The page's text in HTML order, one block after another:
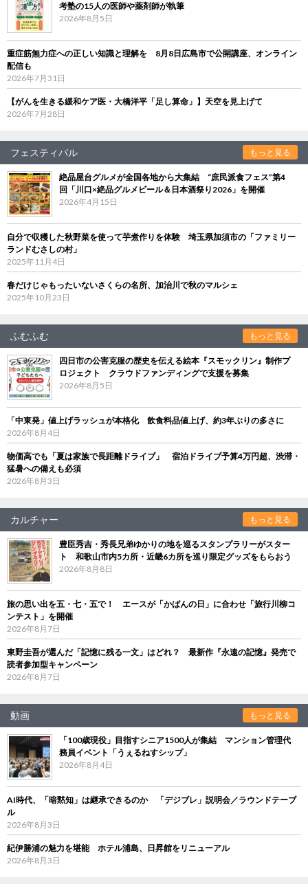
考塾の15人の医師や薬剤師が執筆
2026年8月5日
重症筋無力症への正しい知識と理解を 8月8日広島市で公開講座、オンライン
配信も
2026年7月31日
【がんを生きる緩和ケア医・大橋洋平「足し算命」】天空を見上げて
2026年7月28日
フェスティバル もっと見る
絶品屋台グルメが全国各地から大集結 “庶民派食フェス”第4
回「川口×絶品グルメビール＆日本酒祭り2026」を開催
2026年4月15日
自分で収穫した秋野菜を使って芋煮作りを体験 埼玉県加須市の「ファミリー
ランドむさしの村」
2025年11月4日
春だけじゃもったいないさくらの名所、加治川で秋のマルシェ
2025年10月23日
ふむふむ もっと見る
四日市の公害克服の歴史を伝える絵本『スモックリン』制作プ
ロジェクト クラウドファンディングで支援を募集
2026年8月5日
「中東発」値上げラッシュが本格化 飲食料品値上げ、約3年ぶりの多さに
2026年8月4日
物価高でも「夏は家族で長距離ドライブ」 宿泊ドライブ予算4万円超、渋滞・
猛暑への備えも必須
2026年8月3日
カルチャー もっと見る
豊臣秀吉・秀長兄弟ゆかりの地を巡るスタンプラリーがスター
ト 和歌山市内5カ所・近畿6カ所を巡り限定グッズをもらおう
2026年8月8日
旅の思い出を五・七・五で！ エースが「かばんの日」に合わせ「旅行川柳コ
ンテスト」を開催
2026年8月7日
東野圭吾が選んだ「記憶に残る一文」はどれ？ 最新作『永遠の記憶』発売で
読者参加型キャンペーン
2026年8月7日
動画 もっと見る
「100歳現役」目指すシニア1500人が集結 マンション管理代
務員イベント「うぇるねすシップ」
2026年8月4日
AI時代、「暗黙知」は継承できるのか 「デジブレ」説明会／ラウンドテーブ
ル
2026年8月3日
紀伊勝浦の魅力を堪能 ホテル浦島、日昇館をリニューアル
2026年8月3日